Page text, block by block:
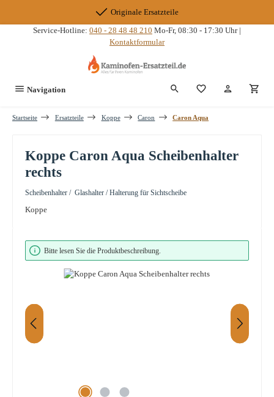
Originale Ersatzteile
Service-Hotline: 040 - 28 48 48 210 Mo-Fr, 08:30 - 17:30 Uhr |
Kontaktformular
Navigation Du hast 0
Startseite Ersatzteile Koppe Caron Caron Aqua
Koppe Caron Aqua Scheibenhalter
rechts
Scheibenhalter / Glashalter / Halterung für Sichtscheibe
Koppe
Bildergalerie überspringen
Bitte lesen Sie die Produktbeschreibung.